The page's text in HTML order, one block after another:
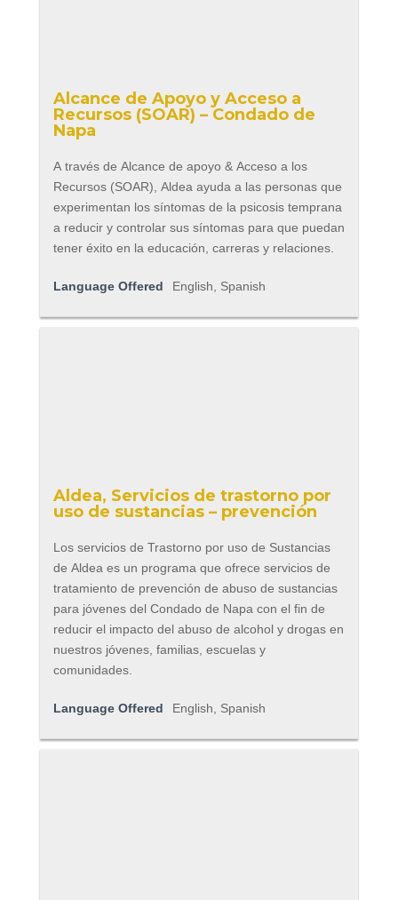
Alcance de Apoyo y Acceso a
Recursos (SOAR) – Condado de
Napa
A través de Alcance de apoyo & Acceso a los
Recursos (SOAR), Aldea ayuda a las personas que
experimentan los síntomas de la psicosis temprana
a reducir y controlar sus síntomas para que puedan
tener éxito en la educación, carreras y relaciones.
Language Offered English, Spanish
Aldea, Servicios de trastorno por
uso de sustancias – prevención
Los servicios de Trastorno por uso de Sustancias
de Aldea es un programa que ofrece servicios de
tratamiento de prevención de abuso de sustancias
para jóvenes del Condado de Napa con el fin de
reducir el impacto del abuso de alcohol y drogas en
nuestros jóvenes, familias, escuelas y
comunidades.
Language Offered English, Spanish